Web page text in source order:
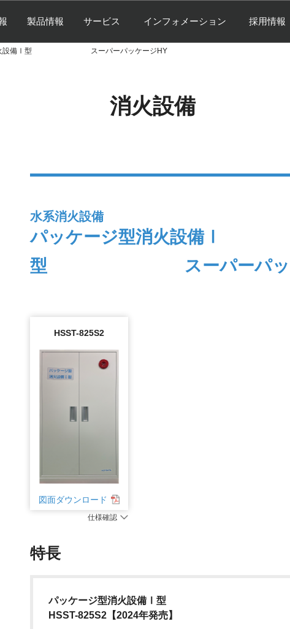
製品情報 サービス インフォメーション 採用情報
消火設備Ⅰ型 スーパーパッケージHY
消火設備
水系消火設備
パッケージ型消火設備Ⅰ
型 スーパーパッケ
HSST-825S2
図面ダウンロード
仕様確認
特長
パッケージ型消火設備Ⅰ型
HSST-825S2【2024年発売】